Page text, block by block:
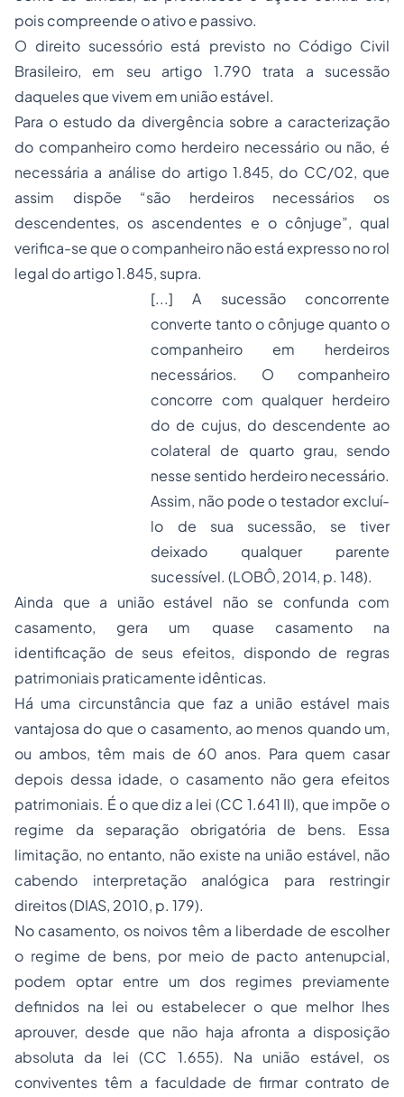
pois compreende o ativo e passivo.
O direito sucessório está previsto no Código Civil
Brasileiro, em seu artigo 1.790 trata a sucessão
daqueles que vivem em união estável.
Para o estudo da divergência sobre a caracterização
do companheiro como herdeiro necessário ou não, é
necessária a análise do artigo 1.845, do CC/02, que
assim dispõe “são herdeiros necessários os
descendentes, os ascendentes e o cônjuge”, qual
verifica-se que o companheiro não está expresso no rol
legal do artigo 1.845, supra.
[...] A sucessão concorrente
converte tanto o cônjuge quanto o
companheiro em herdeiros
necessários. O companheiro
concorre com qualquer herdeiro
do de cujus, do descendente ao
colateral de quarto grau, sendo
nesse sentido herdeiro necessário.
Assim, não pode o testador excluí-
lo de sua sucessão, se tiver
deixado qualquer parente
sucessível. (LOBÔ, 2014, p. 148).
Ainda que a união estável não se confunda com
casamento, gera um quase casamento na
identificação de seus efeitos, dispondo de regras
patrimoniais praticamente idênticas.
Há uma circunstância que faz a união estável mais
vantajosa do que o casamento, ao menos quando um,
ou ambos, têm mais de 60 anos. Para quem casar
depois dessa idade, o casamento não gera efeitos
patrimoniais. É o que diz a lei (CC 1.641 II), que impõe o
regime da separação obrigatória de bens. Essa
limitação, no entanto, não existe na união estável, não
cabendo interpretação analógica para restringir
direitos (DIAS, 2010, p. 179).
No casamento, os noivos têm a liberdade de escolher
o regime de bens, por meio de pacto antenupcial,
podem optar entre um dos regimes previamente
definidos na lei ou estabelecer o que melhor lhes
aprouver, desde que não haja afronta a disposição
absoluta da lei (CC 1.655). Na união estável, os
conviventes têm a faculdade de firmar contrato de